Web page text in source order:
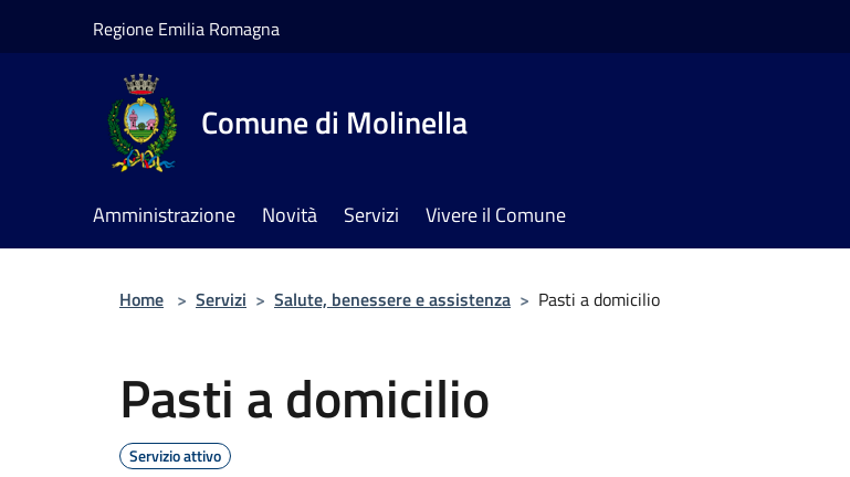
Regione Emilia Romagna
Comune di Molinella
Amministrazione Novità Servizi Vivere il Comune
Home > Servizi > Salute, benessere e assistenza > Pasti a domicilio
Pasti a domicilio
Servizio attivo